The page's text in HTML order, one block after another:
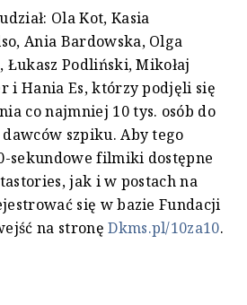
Ola Kot, Kasia
Ania Bardowska, Olga
Łukasz Podliński, Mikołaj
i Hania Es, którzy podjęli się
co najmniej 10 tys. osób do
szpiku. Aby tego
sekundowe filmiki dostępne
jak i w postach na
się w bazie Fundacji
na stronęDkms.pl/10za10.